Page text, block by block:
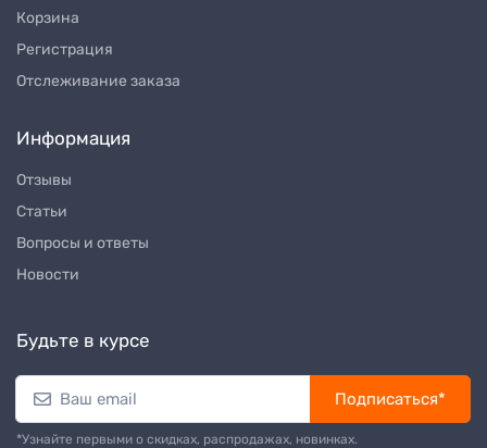
Корзина
Регистрация
Отслеживание заказа
Информация
Отзывы
Статьи
Вопросы и ответы
Новости
Будьте в курсе
Подписаться*
*Узнайте первыми о скидках, распродажах, новинках.